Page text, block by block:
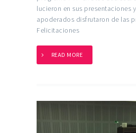
lucieron en sus presentaciones
apoderados disfrutaron de las
Felicitaciones
READ MORE